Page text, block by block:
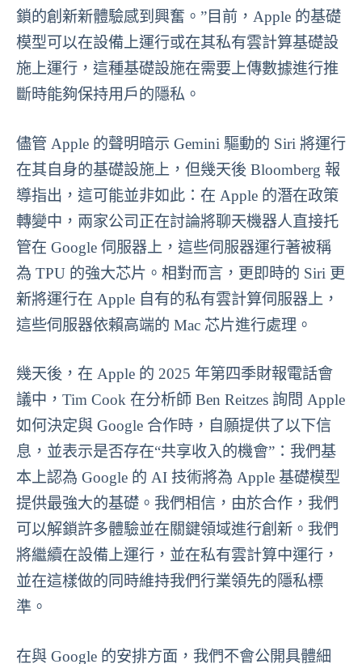
鎖的創新新體驗感到興奮。”目前，Apple 的基礎
模型可以在設備上運行或在其私有雲計算基礎設
施上運行，這種基礎設施在需要上傳數據進行推
斷時能夠保持用戶的隱私。
儘管 Apple 的聲明暗示 Gemini 驅動的 Siri 將運行
在其自身的基礎設施上，但幾天後 Bloomberg 報
導指出，這可能並非如此：在 Apple 的潛在政策
轉變中，兩家公司正在討論將聊天機器人直接托
管在 Google 伺服器上，這些伺服器運行著被稱
為 TPU 的強大芯片。相對而言，更即時的 Siri 更
新將運行在 Apple 自有的私有雲計算伺服器上，
這些伺服器依賴高端的 Mac 芯片進行處理。
幾天後，在 Apple 的 2025 年第四季財報電話會
議中，Tim Cook 在分析師 Ben Reitzes 詢問 Apple
如何決定與 Google 合作時，自願提供了以下信
息，並表示是否存在“共享收入的機會”：我們基
本上認為 Google 的 AI 技術將為 Apple 基礎模型
提供最強大的基礎。我們相信，由於合作，我們
可以解鎖許多體驗並在關鍵領域進行創新。我們
將繼續在設備上運行，並在私有雲計算中運行，
並在這樣做的同時維持我們行業領先的隱私標
準。
在與 Google 的安排方面，我們不會公開具體細